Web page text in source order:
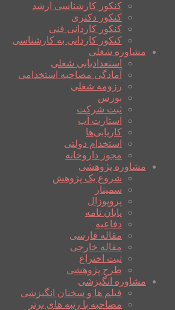
کنکور کارشناسی ارشد
کنکور دکتری
کنکور کاردانی فنی
کنکور کاردانی به کارشناسی
مشاوره شغلی
استعدادیابی شغلی
آمادگی مصاحبه استخدامی
رزومه شغلی
بورس
ثبت شرکت
استارت آپ
کاریابی‌ها
استخدام دولتی
مجوز داروخانه
مشاوره پژوهشی
شروع یک پژوهش
سمینار
پروپوزال
پایان نامه
دفاعیه
مقاله فارسی
مقاله خارجی
ثبت اختراع
طرح پژوهشی
مشاوره انگیزشی
فیلم ها و سخنان انگیزشی
مصاحبه با رتبه های برتر